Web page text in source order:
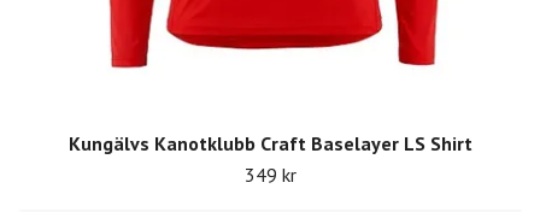
Kungälvs Kanotklubb Craft Baselayer LS Shirt
349 kr